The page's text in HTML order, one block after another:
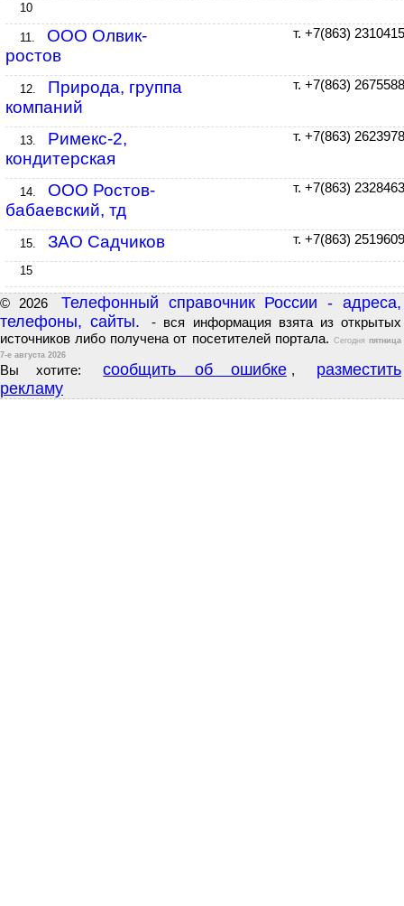
10
11.
ООО Олвик-
ростов
т. +7(863) 2310415
12.
Природа, группа
компаний
т. +7(863) 2675588
13.
Римекс-2,
кондитерская
т. +7(863) 2623978
14.
ООО Ростов-
бабаевский, тд
т. +7(863) 2328463
15. ЗАО Садчиков т. +7(863) 2519609
15
© 2026
Телефонный справочник России - адреса,
телефоны, сайты.
- вся информация взята из открытых
источников либо получена от посетителей портала. Сегодняпятница
7-е августа 2026
Вы хотите: сообщить об ошибке ,
разместить
рекламу